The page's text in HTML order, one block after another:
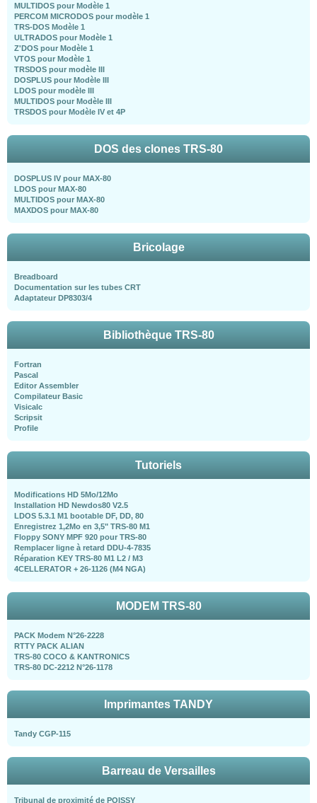
MULTIDOS pour Modèle 1
PERCOM MICRODOS pour modèle 1
TRS-DOS Modèle 1
ULTRADOS pour Modèle 1
Z'DOS pour Modèle 1
VTOS pour Modèle 1
TRSDOS pour modèle III
DOSPLUS pour Modèle III
LDOS pour modèle III
MULTIDOS pour Modèle III
TRSDOS pour Modèle IV et 4P
DOS des clones TRS-80
DOSPLUS IV pour MAX-80
LDOS pour MAX-80
MULTIDOS pour MAX-80
MAXDOS pour MAX-80
Bricolage
Breadboard
Documentation sur les tubes CRT
Adaptateur DP8303/4
Bibliothèque TRS-80
Fortran
Pascal
Editor Assembler
Compilateur Basic
Visicalc
Scripsit
Profile
Tutoriels
Modifications HD 5Mo/12Mo
Installation HD Newdos80 V2.5
LDOS 5.3.1 M1 bootable DF, DD, 80
Enregistrez 1,2Mo en 3,5" TRS-80 M1
Floppy SONY MPF 920 pour TRS-80
Remplacer ligne à retard DDU-4-7835
Réparation KEY TRS-80 M1 L2 / M3
4CELLERATOR + 26-1126 (M4 NGA)
MODEM TRS-80
PACK Modem N°26-2228
RTTY PACK ALIAN
TRS-80 COCO & KANTRONICS
TRS-80 DC-2212 N°26-1178
Imprimantes TANDY
Tandy CGP-115
Barreau de Versailles
Tribunal de proximité de POISSY